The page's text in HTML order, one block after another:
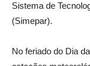
Sistema de
(Simepar).
No feriado do Dia